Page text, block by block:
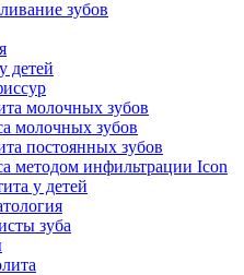
зубов
детей
молочных зубов
молочных зубов
постоянных зубов
методом инфильтрации Icon
у детей
зуба